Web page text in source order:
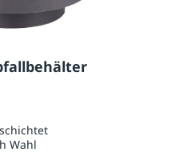
Wahl